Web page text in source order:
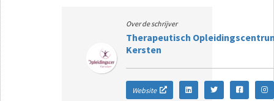
Over de schrijver
Therapeutisch
Kersten
Website